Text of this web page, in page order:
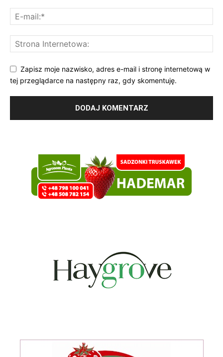
Zapisz moje nazwisko, adres e-mail i stronę internetową w
tej przeglądarce na następny raz, gdy skomentuję.